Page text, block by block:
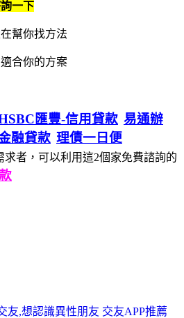
一下
幫你找方法
合你的方案
匯豐-信用貸款 易通辦
融貸款 理債一日便
求者，可以利用這2個家免費諮詢的
友,想認識異性朋友 交友APP推薦